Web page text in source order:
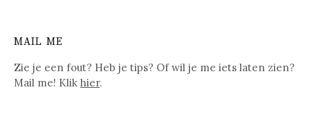
MAIL ME
Zie je een fout? Heb je tips? Of wil je me iets laten zien?
Mail me! Klik hier.